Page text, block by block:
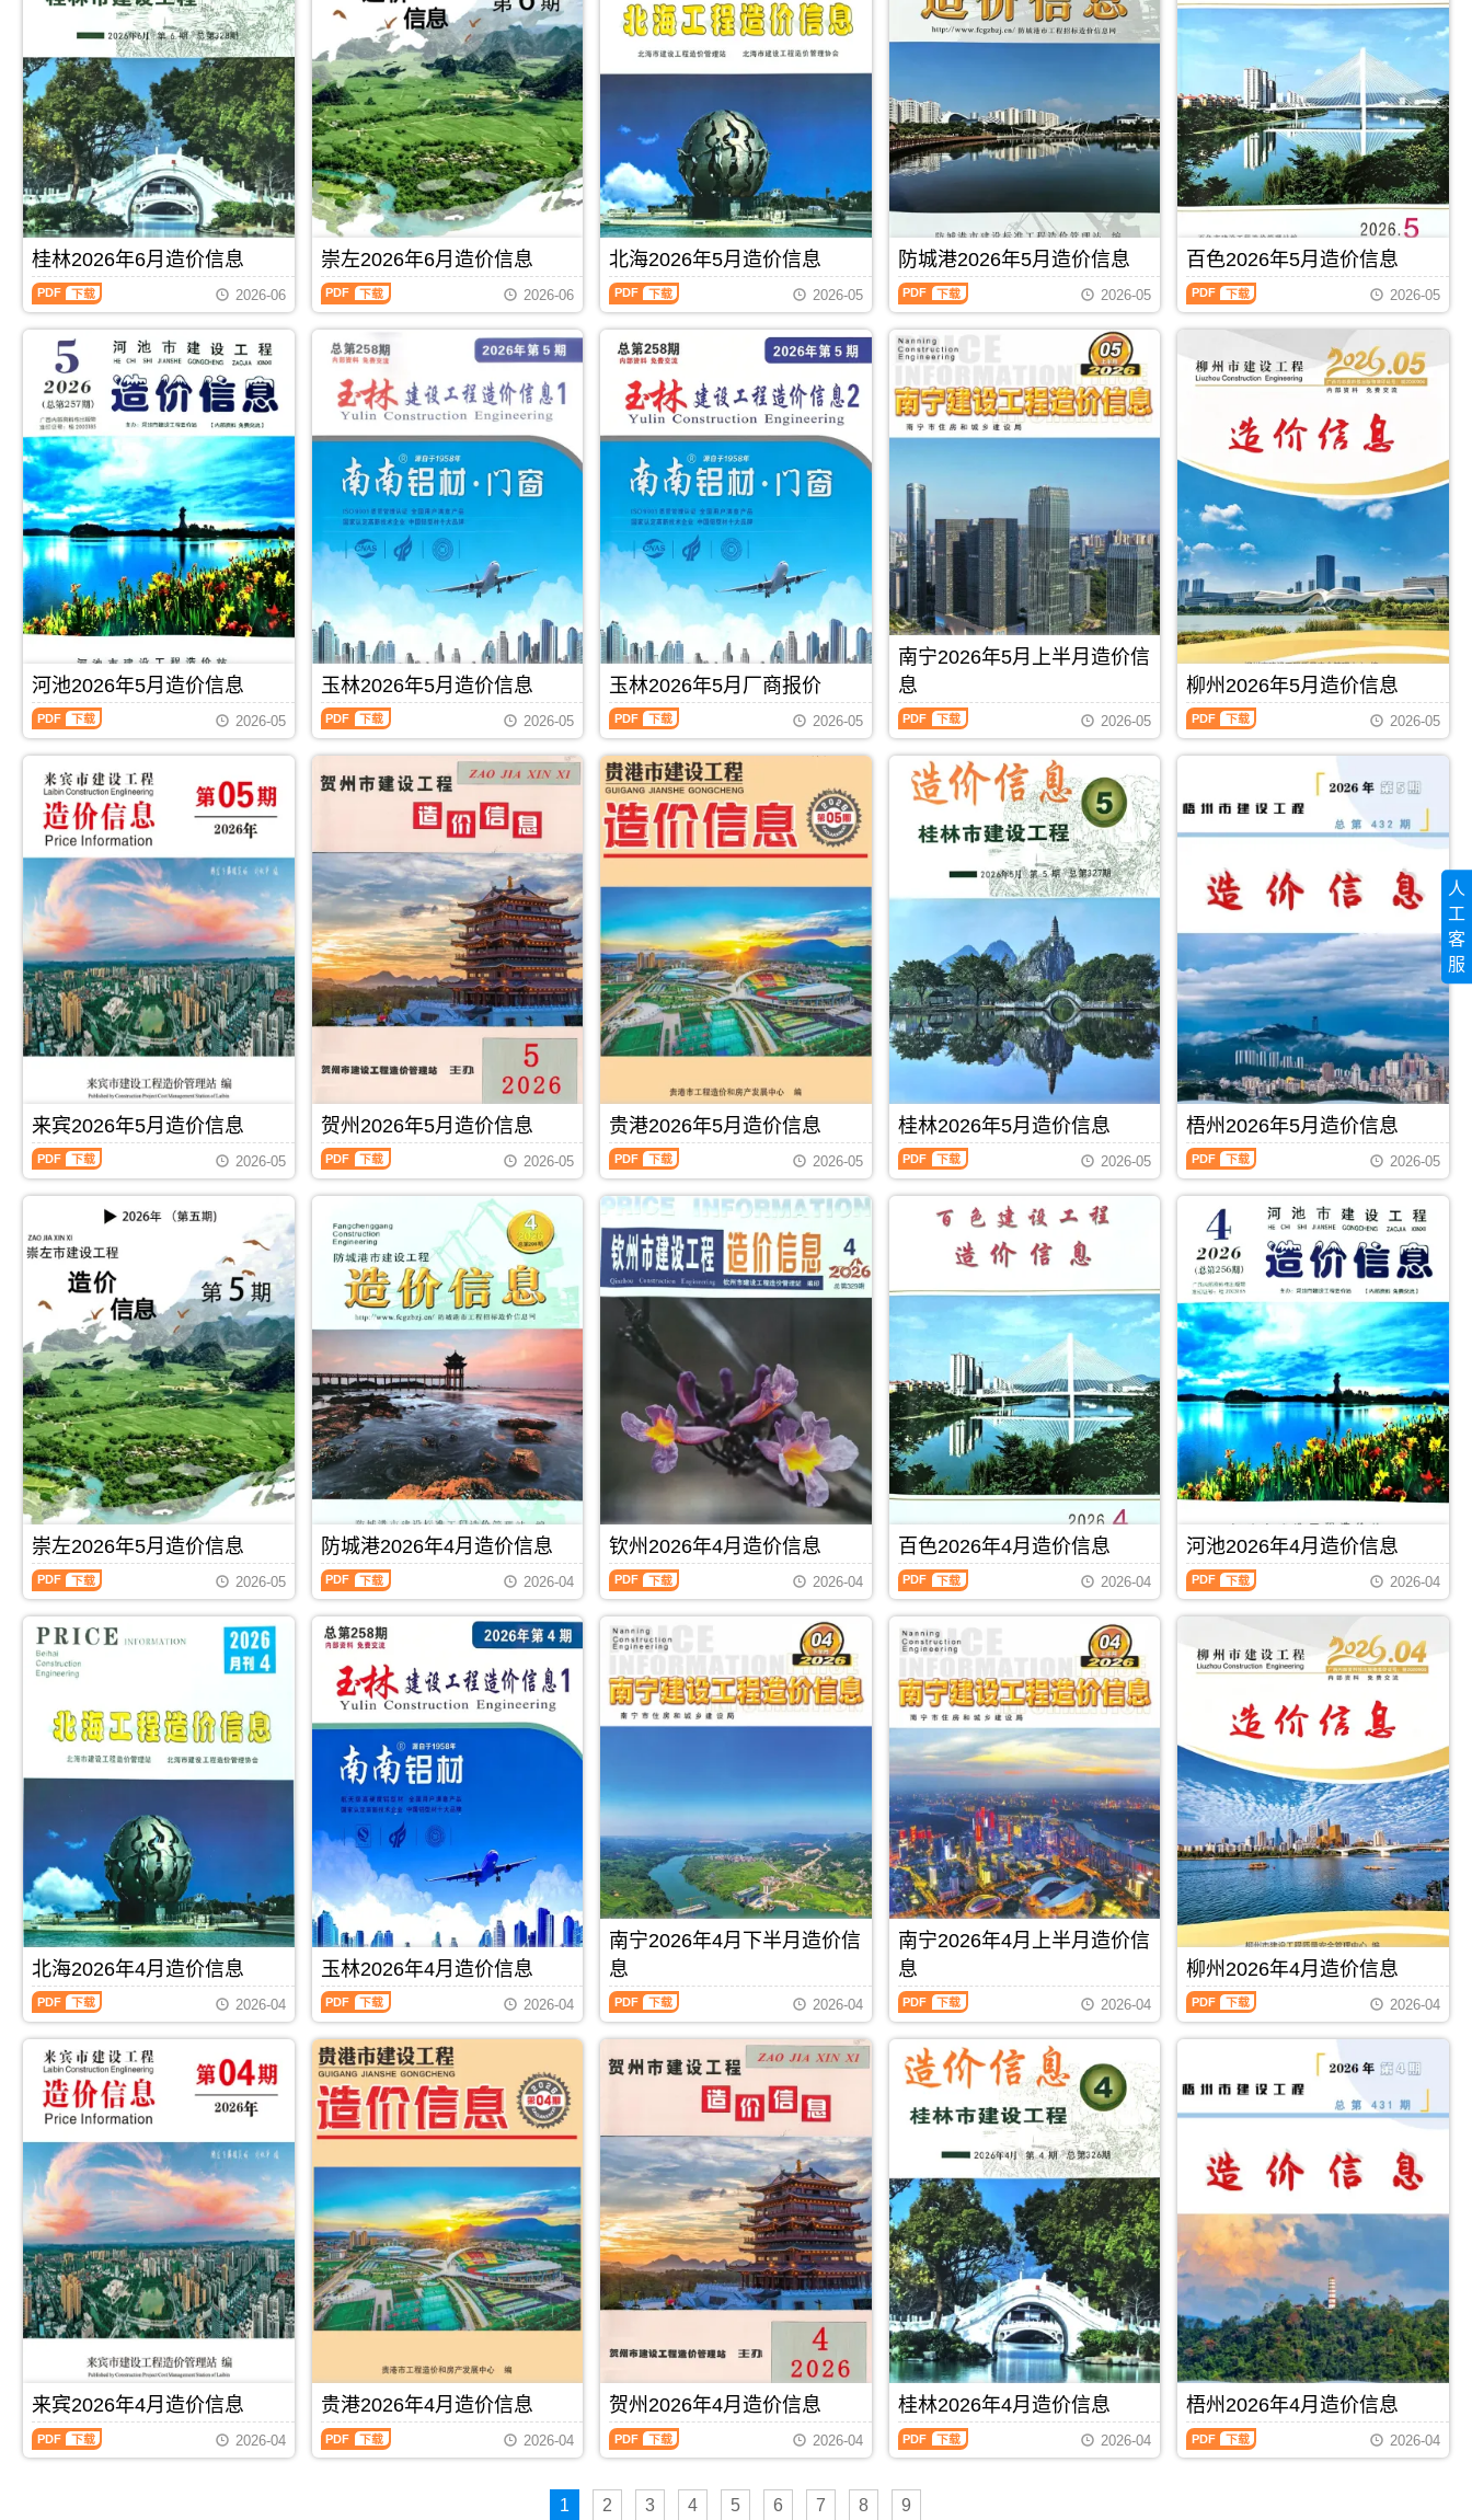
扫
件
PDF，
属
于
百
色
市
工
程
材
料
汇
编，
色
工
程
材
料
价
格
纠
纷
调
解
件
PDF，
属
于
北
海
市
工
程
合
同
材
料
核
定
价，
用
工
分
析
PDF，
地
区：
宜
州
区、
罗
城
县、
环
江
县、
县、
大
县、
县、
天
峨
东
兰
县、
巴
马
县、
凤
山
县.，
用
于
河
池
工
投
估
算
编
制
息
清
扫
描
件
PDF，
防
城
信
息
价
包
含
区
域：
城
港
市、
市、
上
思
县;
主
办：
防
城
市
建
设
标
准
工
用
城
港
工
程
招
标
价
编
制
息
网
州
信
息
价
包
含
区
域：
钦
州
市、
钦
州
灵
山
县;，
钦
市
造
价
信
息
期
PDF
林
设
工
程
造
价
信
息）
期
刊，
由
玉
林
市
造
价
信
息
网
发
布，
玉
林
信
息
价
包
含
玉
林
市、
陆
川
县、
兴
业
县、
容
县、
博
白
县、
北
流
县.，
玉
林
市
造
息
期
刊
PDF
信
（来
宾
建
设
工
程
造
价
信
息）
期
刊，
由
来
宾
市
建
息
来
宾
程
施
工
图
预
算
编
制，
属
于
来
工
程
材
料
指
导
价，
来
宾
市
信
期
刊
PDF
PDF 下载
港
工
造
价
信
息）
期
刊，
由
贵
港
市
建
设
息
信
息
包
含
区
域：
贵
港
市、
桂
平
市、
平
南
县.，
贵
市
价
信
息
期
刊
PDF
PDF 下载
设
工
程
造
价
信
期
刊，
由
贺
州
市
建
造
价
信
息
发
布，
当
前
贺
州
造
价
信
息
每
月
一
期
贺
州
建
设
工
程
造
价
方
发
布，
贺
期
刊
PDF 下载
息
（梧
建
设
工
程
造
价
信
期
刊，
由
梧
州
市
设
造
网
用
梧
州
工
程
投
资
估
算
编
制，
属
于
市
工
册，
梧
州
市
造
价
信
息
期
刊
PDF
PDF 下载
桂林2026年6月造价信息
桂
林
造
价
信
息
（桂
林
建
设
工
程
造
价
信
息）
刊，
由
桂
林
市
设
价
息
发
布，
用
于
桂
林
工
程
施
算
编
制，
属
于
林
市
建
招
投
标
参
考
文
件，
桂
林
市
造
价
信
息
刊
PDF
PDF 下载
2026-06
崇左2026年6月造价信息
崇
左
信
（崇
工
程
价
信
息）
期
刊，
由
崇
左
市
设
网
发
布，
用
于
崇
左
工
程
同
款
确
定
与
调
整，
于
工
取
价
指
导，
崇
左
市
信
息
期
PDF
PDF 下载
2026-06
北海2026年5月造价信息
北
海
年
信
（北
造
价
息）
期
刊，
由
北
海
市
建
设
造
价
信
息
网
发
于
北
海
工
程
全
过
程
管
控，
属
于
北
海
工
程
材
料
价
市
息
刊
PDF
PDF 下载
2026-05
防城港2026年5月造价信息
防
城
2026
年
月
造
价
（防
港
建
设
造
价
信
息）
期
刊，
由
防
信
布，
用
于
防
城
程
设
计
概
算
编
城
参
考
价，
防
城
港
市
信
息
期
PDF
下载
2026-05
百色2026年5月造价信息
百
色
月
（百
建
设
工
程
造
价
信
息）
刊，
由
百
色
市
造
用
于
百
色
工
程
招
标
控
制
价
编
制，
属
于
市
建
材
价
格
汇
编，
百
色
市
造
价
信
息
刊
PDF
PDF 下载
2026-05
河池2026年5月造价信息
河
池
造
信
（河
池
建
设
工
程
造
价
信
由
河
池
市
建
造
价
网
布，
用
于
河
池
工
程
施
工
图
预
算
编
制，
属
河
池
市
造
价
信
息
期
刊
PDF
PDF 下载
2026-05
玉林2026年5月造价信息
玉
林
5
（玉
建
设
工
程
造
价
息）
刊，
由
玉
林
市
建
造
于
玉
林
工
程
投
标
价
编
制，
属
于
玉
林
料
考，
玉
林
市
价
信
息
期
刊
PDF
PDF 下载
2026-05
玉林2026年5月厂商报价
玉
林
年
5
月
厂
商
报
林
建
材
厂
商
报
价）
期
玉
林
市
建
设
造
价
信
息
网
发
布，
覆
商
场
材
料
零
售
及
程
机
械
台
价，
玉
林
市
造
价
信
息
期
刊
PDF 下载
2026-05
南宁2026年5月上半月造价信
息
南
宁
价
宁
建
设
工
程
造
信
息）
期
刊，
由
南
造
信
息
发
布，
南
宁
建
设
工
造
价
信
息
从
年
月
后
分
为
上
半
月
信
息
价
和
下
半
月
信
息
价
下
载
请
看
造
价
信
息
封
面
月
份
标
题
内
容;
南
宁
信
价
包
PDF 下载
2026-05
柳州2026年5月造价信息
柳
州
月
价
（柳
建
工
程
造
价
信
期
刊，
由
柳
州
市
建
价
信
息
网
发
布，
用
于
柳
州
工
程
投
资
编
制，
属
于
市
建
汇
柳
州
市
造
价
信
息
期
PDF
下载
2026-05
来宾2026年5月造价信息
来
宾
月
造
信
（来
宾
建
设
工
程
造
价
信
息）
期
刊，
由
来
宾
市
建
设
造
布，
工
程
材
料
价
格
纠
纷
调
解，
属
来
程
材
料
指
导
价，
来
宾
市
造
息
期
刊
PDF
PDF 下载
2026-05
贺州2026年5月造价信息
贺
州
月
（贺
州
建
设
工
程
造
价
信
息）
期
刊，
由
贺
州
市
建
设
息
布，
贺
程
全
过
程
成
本
管
控，
属
于
贺
州
市
工
参
考
信
息，
贺
州
市
息
期
刊
PDF
PDF 下载
2026-05
贵港2026年5月造价信息
贵
港
年
5
月
造
价
信
（贵
工
程
期
刊，
由
贵
港
市
建
设
造
价
信
息
用
贵
港
工
程
合
同
价
款
确
定
与
调
整，
港
市
工
程
造
价
管
理
手
册，
市
价
信
息
期
PDF
PDF 下载
2026-05
桂林2026年5月造价信息
桂
林
信
息
设
工
程
造
价
息）
期
刊，
由
桂
林
市
建
设
价
信
息
网
用
于
桂
林
工
程
招
标
控
制
价
编
制，
属
于
桂
市
参
考
价，
桂
林
市
造
价
信
息
期
刊
PDF
PDF 下载
2026-05
梧州2026年5月造价信息
梧
州
造
价
信
息
（梧
州
建
设
工
程
造
价
信
息）
刊，
由
梧
州
市
设
造
网
布，
用
于
州
工
程
施
图
预
算
编
制，
属
梧
州
市
取
指
导，
梧
市
造
价
信
息
期
刊
PDF
PDF 下载
2026-05
崇左2026年5月造价信息
崇
左
年
5
月
左
造
价
信
息）
期
刊，
由
崇
左
市
建
设
造
价
网
发
布，
用
于
崇
左
工
程
投
算
编
制，
属
PDF 下载
2026-05
防城港2026年4月造价信息
防
城
2026
年
价
（防
建
设
工
造
价
信
息）
期
刊，
由
防
城
港
市
建
设
价
息
网
发
布，
用
于
防
城
程
竣
工
结
PDF 下载
2026-04
钦州2026年4月造价信息
钦
州
年
4
造
价
信
建
设
工
程
造
价
信
期
刊，
由
钦
州
市
建
设
网
发
布，
用
于
钦
州
工
标
制
价
编
制，
钦
PDF 下载
2026-04
百色2026年4月造价信息
百
色
年
4
造
价
（百
色
建
设
工
程
造
价
信
期
刊，
由
百
色
市
建
设
发
布，
用
于
百
色
工
程
施
工
图
预
算
编
制，
百
PDF 下载
2026-04
河池2026年4月造价信息
河
池
月
（河
池
建
设
程
造
价
信
息）
期
刊，
由
河
池
市
造
价
于
池
程
设
计
概
算
编
制，
属
PDF 下载
2026-04
北海2026年4月造价信息
北
海
造
信
（北
海
工
程
造
价
信
息）
期
海
市
建
设
下载
2026-04
玉林2026年4月造价信息
玉
林
年
4
月
造
价
信
林
建
设
工
程
造
价
信
刊，
由
玉
林
市
PDF 下载
2026-04
南宁2026年4月下半月造价信
息
南
宁
4
价
息
（南
宁
建
设
工
造
信
息）
期
刊，
由
宁
市
PDF 下载
2026-04
南宁2026年4月上半月造价信
息
南
宁
月
半
价
信
息
（南
宁
建
设
工
程
造
价
信
息）
期
刊，
由
宁
市
PDF 下载
2026-04
柳州2026年4月造价信息
柳
州
月
（柳
建
工
程
造
信
息）
期
刊，
由
柳
州
市
PDF 下载
2026-04
来宾2026年4月造价信息
来
宾
2026-04
贵港2026年4月造价信息
贵
港
2026-04
贺州2026年4月造价信息
贺
州
年
4
2026-04
桂林2026年4月造价信息
桂
林
年
4
2026-04
梧州2026年4月造价信息
梧
州
2026-04
1 2 3 4 5 6 7 8 9
人
工
客
服